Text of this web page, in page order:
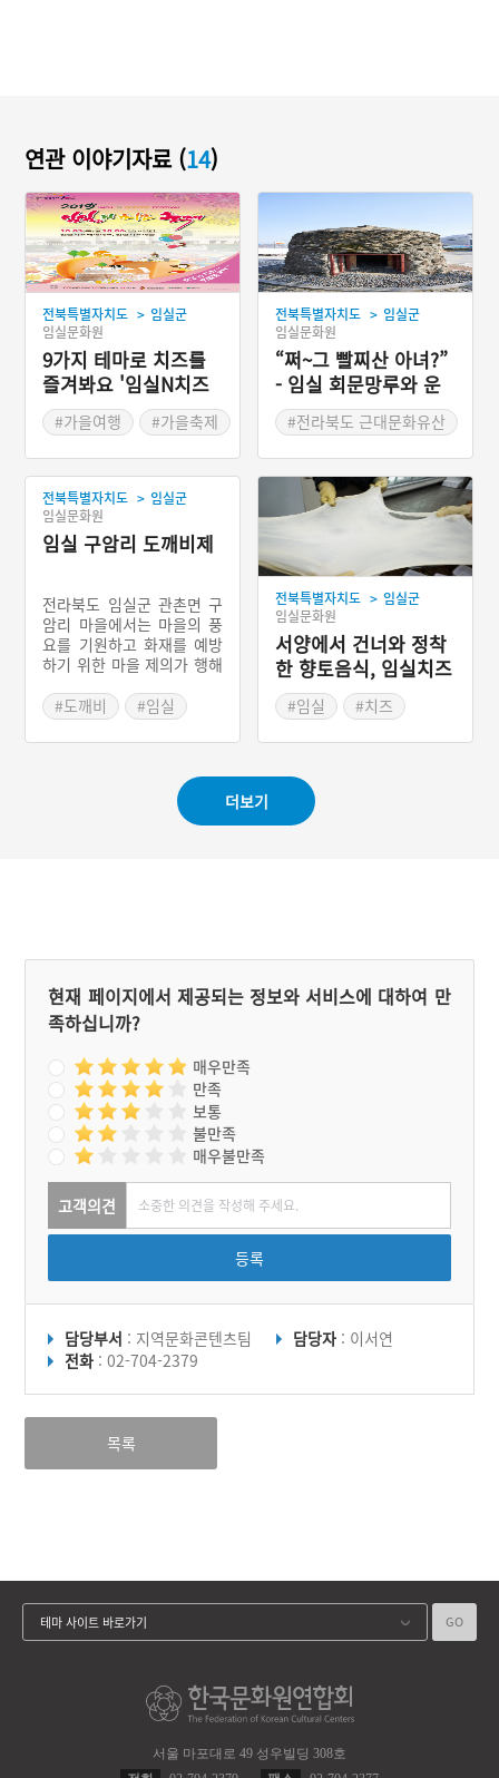
연관 이야기자료 (14)
전북특별자치도 > 임실군
임실문화원
9가지 테마로 치즈를
즐겨봐요 '임실N치즈
축제'
#가을여행
#가을축제
전북특별자치도 > 임실군
임실문화원
“쩌~그 빨찌산 아녀?”
- 임실 회문망루와 운
암망루
#전라북도 근대문화유산
전북특별자치도 > 임실군
임실문화원
임실 구암리 도깨비제
전라북도 임실군 관촌면 구
암리 마을에서는 마을의 풍
요를 기원하고 화재를 예방
하기 위한 마을 제의가 행해
로 인한 사고가 빈번했는데
그 이유를 도깨비의 장난으
로 생각해 도깨비제를 지낸
믐날 밤에 지낸다. 우선 풍
물패가 제의의 시작을 알린
다. 풍물패를 필두로 제관들
제물로 올린 메밀 시루떡을
느티나무 주변에 뿌린다. 도
깨비의 마음을 달래주기 위
한 의례라 하는데 결국 도깨
않기를 기원하는 셈이다.
#도깨비
#임실
전북특별자치도 > 임실군
임실문화원
서양에서 건너와 정착
한 향토음식, 임실치즈
#임실
#치즈
#예능프로그램 음식
더보기
현재 페이지에서 제공되는 정보와 서비스에 대하여 만
족하십니까?
매우만족
만족
보통
불만족
매우불만족
고객의견
등록
담당부서 : 지역문화콘텐츠팀 담당자 : 이서연
전화 : 02-704-2379
목록
서울 마포대로 49 성우빌딩 308호
테마 사이트 바로가기 GO